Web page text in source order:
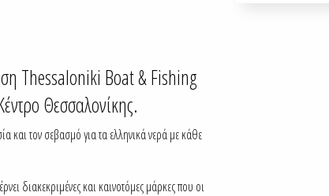
Thessaloniki Boat & Fishing
Θεσσαλονίκης.
και τον σεβασμό για τα ελληνικά νερά με κάθε
διακεκριμένες και καινοτόμες μάρκες που οι